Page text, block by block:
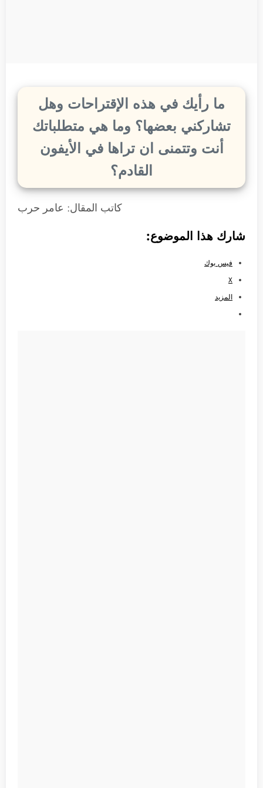
ما رأيك في هذه الإقتراحات وهل
تشاركني بعضها؟ وما هي متطلباتك
أنت وتتمنى ان تراها في الأيفون
القادم؟
كاتب المقال: عامر حرب
شارك هذا الموضوع:
فيس بوك
X
المزيد